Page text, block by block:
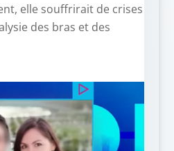
elle souffrirait de crises
des bras et des